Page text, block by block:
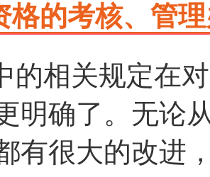
格的考核、管
的相关规定在
明确了。无论
有很大的改进